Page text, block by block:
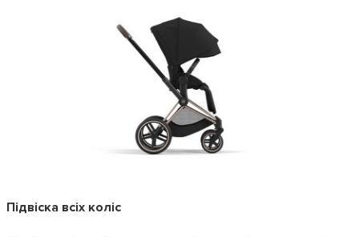
Підвіска всіх коліс